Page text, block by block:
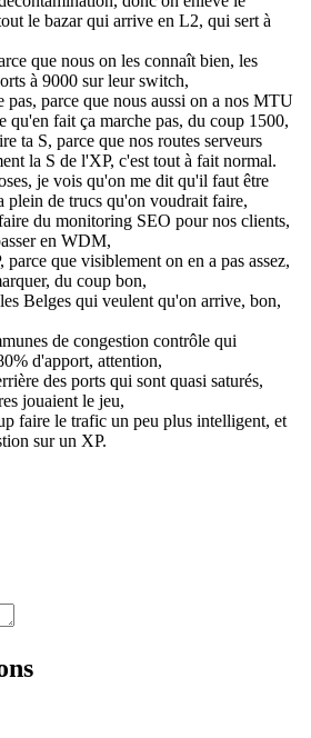
le bazar qui arrive en L2, qui sert à
que nous on les connaît bien, les
à 9000 sur leur switch,
pas, parce que nous aussi on a nos MTU
qu'en fait ça marche pas, du coup 1500,
ta S, parce que nos routes serveurs
la S de l'XP, c'est tout à fait normal.
je vois qu'on me dit qu'il faut être
plein de trucs qu'on voudrait faire,
du monitoring SEO pour nos clients,
en WDM,
que visiblement on en a pas assez,
du coup bon,
Belges qui veulent qu'on arrive, bon,
de congestion contrôle qui
d'apport, attention,
des ports qui sont quasi saturés,
jouaient le jeu,
faire le trafic un peu plus intelligent, et
sur un XP.